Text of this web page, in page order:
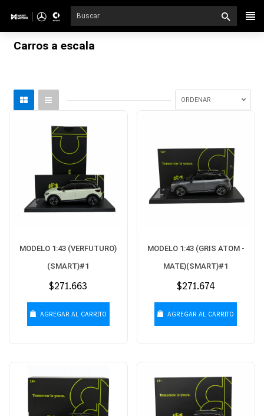
directamente
Carros a escala
ORDENAR
MODELO 1:43 (VERFUTURO)
(SMART)#1
Precio
$271.663
AGREGAR AL CARRITO
MODELO 1:43 (GRIS ATOM -
MATE)(SMART)#1
Precio
$271.674
AGREGAR AL CARRITO